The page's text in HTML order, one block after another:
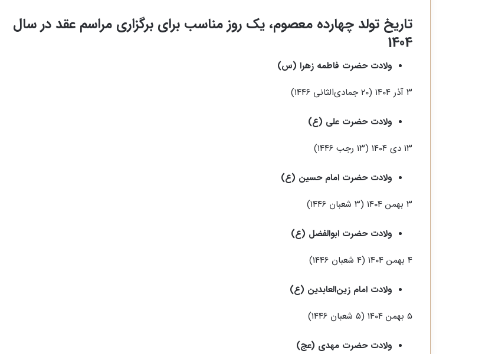
تاریخ تولد چهارده معصوم، یک روز مناسب برای برگزاری مراسم عقد در سال
1404
ولادت حضرت فاطمه زهرا (س)
۳ آذر ۱۴۰۴ (۲۰ جمادی‌الثانی ۱۴۴۶)
ولادت حضرت علی (ع)
۱۳ دی ۱۴۰۴ (۱۳ رجب ۱۴۴۶)
ولادت حضرت امام حسین (ع)
۳ بهمن ۱۴۰۴ (۳ شعبان ۱۴۴۶)
ولادت حضرت ابوالفضل (ع)
۴ بهمن ۱۴۰۴ (۴ شعبان ۱۴۴۶)
ولادت امام زین‌العابدین (ع)
۵ بهمن ۱۴۰۴ (۵ شعبان ۱۴۴۶)
ولادت حضرت مهدی (عج)